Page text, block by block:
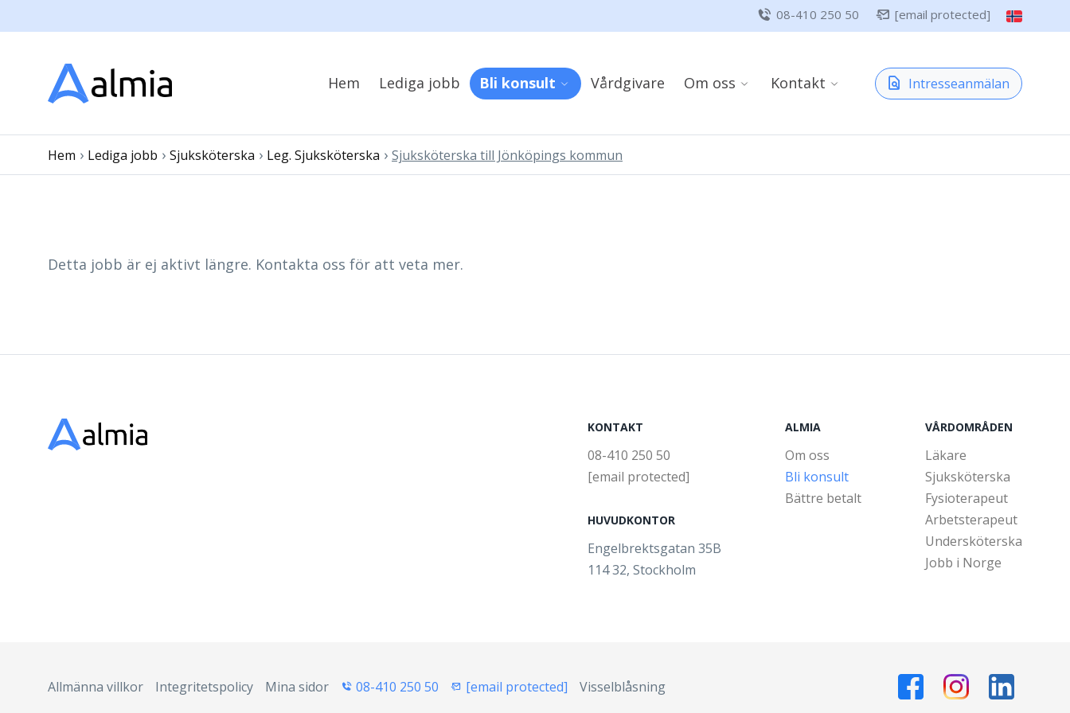
08-410 250 50 [email protected]
Hem Lediga jobb Bli konsult Vårdgivare Om oss Kontakt Intresseanmälan
Hem › Lediga jobb › Sjuksköterska › Leg. Sjuksköterska › Sjuksköterska till Jönköpings kommun
Detta jobb är ej aktivt längre. Kontakta oss för att veta mer.
KONTAKT
08-410 250 50
[email protected]
HUVUDKONTOR
Engelbrektsgatan 35B
114 32, Stockholm
ALMIA
Om oss
Bli konsult
Bättre betalt
VÅRDOMRÅDEN
Läkare
Sjuksköterska
Fysioterapeut
Arbetsterapeut
Undersköterska
Jobb i Norge
Allmänna villkor Integritetspolicy Mina sidor 08-410 250 50 [email protected] Visselblåsning